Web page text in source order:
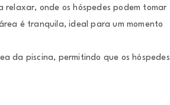
relaxar, onde os hóspedes podem tomar
é tranquila, ideal para um momento
da piscina, permitindo que os hóspedes